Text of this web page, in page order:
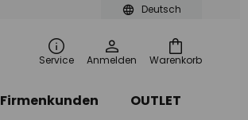
Deutsch
Warenkorb
Service Anmelden
Firmenkunden
OUTLET